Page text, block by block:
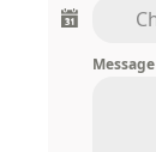
Message